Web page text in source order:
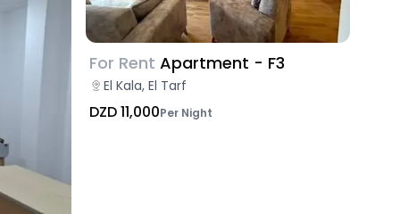
For Rent Apartment - F3
El Kala, El Tarf
DZD 11,000Per Night